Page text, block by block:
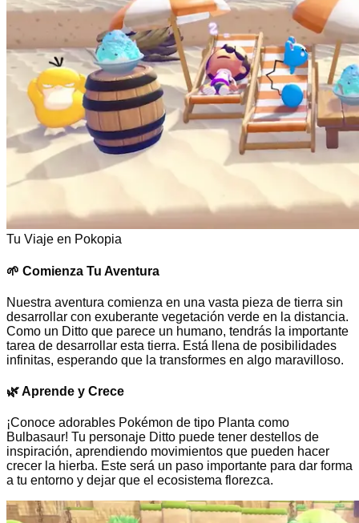
Tu Viaje en Pokopia
🌱 Comienza Tu Aventura
Nuestra aventura comienza en una vasta pieza de tierra sin
desarrollar con exuberante vegetación verde en la distancia.
Como un Ditto que parece un humano, tendrás la importante
tarea de desarrollar esta tierra. Está llena de posibilidades
infinitas, esperando que la transformes en algo maravilloso.
🌿Aprende y Crece
¡Conoce adorables Pokémon de tipo Planta como
Bulbasaur! Tu personaje Ditto puede tener destellos de
inspiración, aprendiendo movimientos que pueden hacer
crecer la hierba. Este será un paso importante para dar forma
a tu entorno y dejar que el ecosistema florezca.